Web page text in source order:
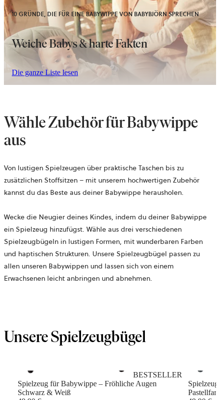
Weiche Babys & harte Fakten
10 GRÜNDE, DIE FÜR EINE BABYWIPPE VON BABYBJÖRN SPRECHEN
Die ganze Liste lesen
Wähle Zubehör für Babywippe
aus
Von lustigen Spielzeugen über praktische Taschen bis zu
zusätzlichen Stoffsitzen – mit unserem hochwertigen Zubehör
kannst du das Beste aus deiner Babywippe herausholen.
Wecke die Neugier deines Kindes, indem du deiner Babywippe
ein Spielzeug hinzufügst. Wähle aus drei verschiedenen
Spielzeugbügeln in lustigen Formen, mit wunderbaren Farben
und haptischen Strukturen. Unsere Spielzeugbügel passen zu
allen unseren Babywippen und lassen sich von einem
Erwachsenen leicht anbringen und abnehmen.
Unsere Spielzeugbügel
BESTSELLER
Spielzeug für Babywippe – Fröhliche Augen
Schwarz & Weiß